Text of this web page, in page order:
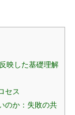
映した基礎理解
セス
のか：失敗の共